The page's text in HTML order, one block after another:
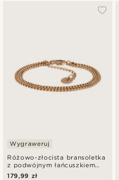
Różowo-złocista bransoletka
z podwójnym łańcuszkiem
Rico
Wygraweruj
179,99 zł